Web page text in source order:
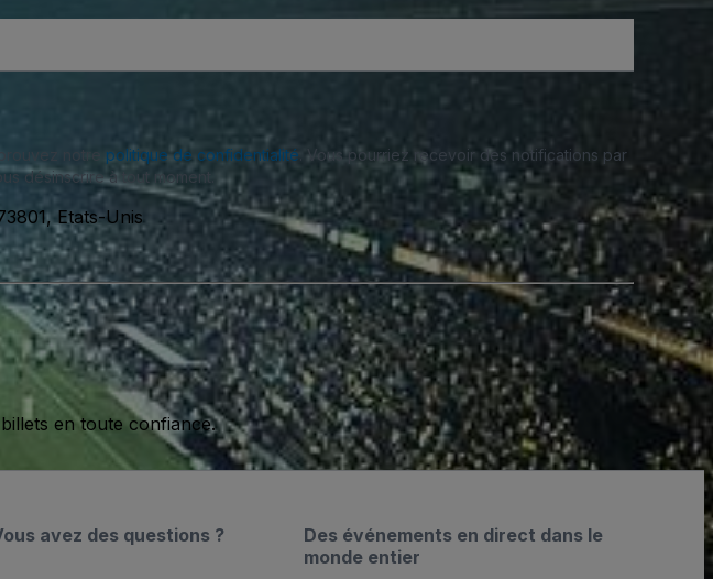
notre politique de confidentialité . Vous pourriez recevoir des notifications par
désinscrire à tout moment.
Etats-Unis
en toute confiance.
Des événements en direct dans le
monde entier
avez des questions ?